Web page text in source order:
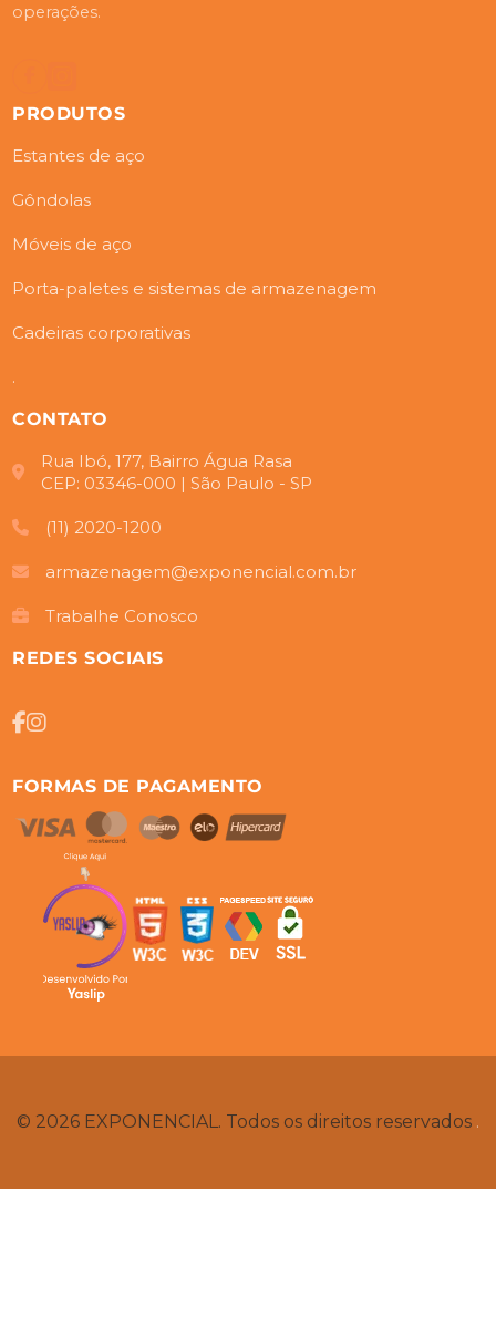
operações.
PRODUTOS
Estantes de aço
Gôndolas
Móveis de aço
Porta-paletes e sistemas de armazenagem
Cadeiras corporativas
.
CONTATO
Rua Ibó, 177, Bairro Água Rasa
CEP: 03346-000 | São Paulo - SP
(11) 2020-1200
armazenagem@exponencial.com.br
Trabalhe Conosco
REDES SOCIAIS
FORMAS DE PAGAMENTO
© 2026 EXPONENCIAL. Todos os direitos reservados .